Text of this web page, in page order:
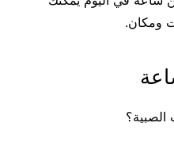
ومكان.